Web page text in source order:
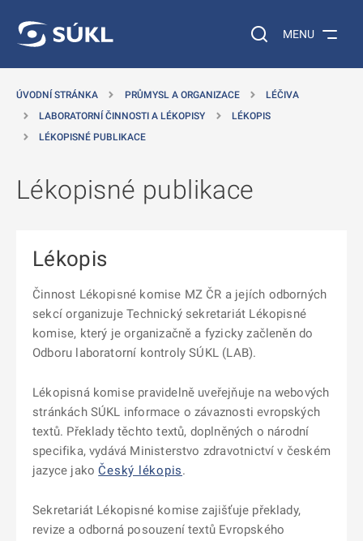
Vyhledávání na
MENU
ÚVODNÍ STRÁNKA PRŮMYSL A ORGANIZACE
LÉČIVA
LABORATORNÍ ČINNOSTI A LÉKOPISY
LÉKOPIS
LÉKOPISNÉ PUBLIKACE
Lékopisné publikace
Lékopis
Činnost Lékopisné komise MZ ČR a jejích odborných
sekcí organizuje Technický sekretariát Lékopisné
komise, který je organizačně a fyzicky začleněn do
Odboru laboratorní kontroly SÚKL (LAB).
Lékopisná komise pravidelně uveřejňuje na webových
stránkách SÚKL informace o závaznosti evropských
textů. Překlady těchto textů, doplněných o národní
specifika, vydává Ministerstvo zdravotnictví v českém
jazyce jakoČeský lékopis.
Sekretariát Lékopisné komise zajišťuje překlady,
revize a odborná posouzení textů Evropského